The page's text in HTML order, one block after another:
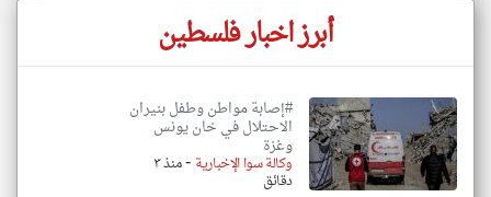
أبرز اخبار فلسطين
#إصابة مواطن وطفل بنيران
الاحتلال في خان يونس
وغزة
وكالة سوا الإخبارية - منذ ٣
دقائق